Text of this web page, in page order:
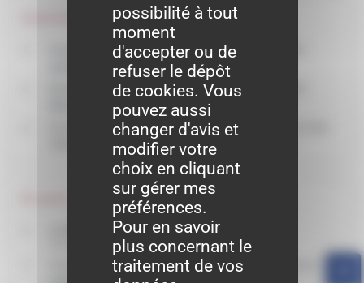
Questions ? Réponses !
Licenciement pour faute simple, grave ou lourde :
quelles conséquences pour le salarié ?
Qu'est-ce qu'un abandon de poste par un salarié
dans le secteur privé ?
Un ressortissant européen salarié en France a-t-il les
mêmes droits qu'un salarié français ?
Conflits du travail dans le secteur privé
Travail - Formation
Licenciement pour motif personnel nul, sans cause
possibilité à tout
moment
d'accepter ou de
refuser le dépôt
de cookies. Vous
pouvez aussi
changer d'avis et
modifier votre
choix en cliquant
sur gérer mes
préférences.
Pour en savoir
plus concernant le
traitement de vos